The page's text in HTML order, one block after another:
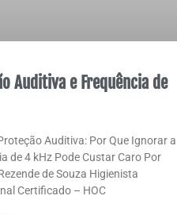
Auditiva e Frequência de
Auditiva: Por Que Ignorar a
de 4 kHz Pode Custar Caro Por
de Souza Higienista
Certificado – HOC